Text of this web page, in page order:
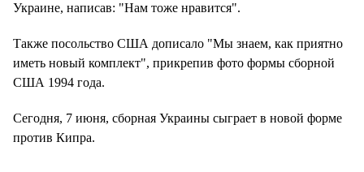
Украине, написав: "Нам тоже нравится".
Также посольство США дописало "Мы знаем, как приятно
иметь новый комплект", прикрепив фото формы сборной
США 1994 года.
Сегодня, 7 июня, сборная Украины сыграет в новой форме
против Кипра.